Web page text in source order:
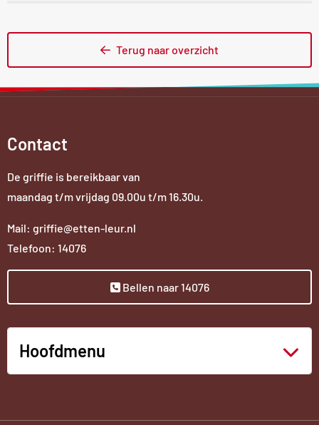
Terug naar overzicht
Contact
De griffie is bereikbaar van
maandag t/m vrijdag 09.00u t/m 16.30u.
Mail: griffie@etten-leur.nl
Telefoon: 14076
Bellen naar 14076
Hoofdmenu